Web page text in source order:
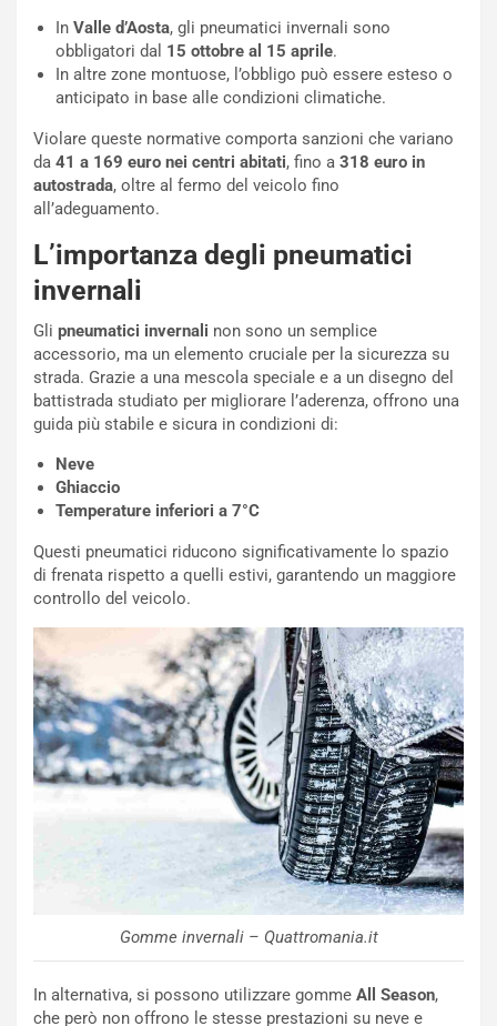
In Valle d’Aosta, gli pneumatici invernali sono
obbligatori dal 15 ottobre al 15 aprile.
In altre zone montuose, l’obbligo può essere esteso o
anticipato in base alle condizioni climatiche.
Violare queste normative comporta sanzioni che variano
da 41 a 169 euro nei centri abitati, fino a 318 euro in
autostrada, oltre al fermo del veicolo fino
all’adeguamento.
L’importanza degli pneumatici
invernali
Gli pneumatici invernali non sono un semplice
accessorio, ma un elemento cruciale per la sicurezza su
strada. Grazie a una mescola speciale e a un disegno del
battistrada studiato per migliorare l’aderenza, offrono una
guida più stabile e sicura in condizioni di:
Neve
Ghiaccio
Temperature inferiori a 7°C
Questi pneumatici riducono significativamente lo spazio
di frenata rispetto a quelli estivi, garantendo un maggiore
controllo del veicolo.
Gomme invernali – Quattromania.it
In alternativa, si possono utilizzare gomme All Season,
che però non offrono le stesse prestazioni su neve e
NOTIZIE
N
Q
a
s
h
q
a
e
P
O
b